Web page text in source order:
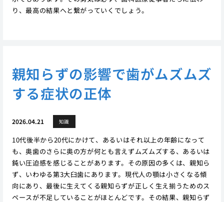
り、最高の結果へと繋がっていくでしょう。
親知らずの影響で歯がムズムズ
する症状の正体
2026.04.21 知識
10代後半から20代にかけて、あるいはそれ以上の年齢になって
も、奥歯のさらに奥の方が何とも言えずムズムズする、あるいは
鈍い圧迫感を感じることがあります。その原因の多くは、親知ら
ず、いわゆる第3大臼歯にあります。現代人の顎は小さくなる傾
向にあり、最後に生えてくる親知らずが正しく生え揃うためのス
ペースが不足していることがほとんどです。その結果、親知らず